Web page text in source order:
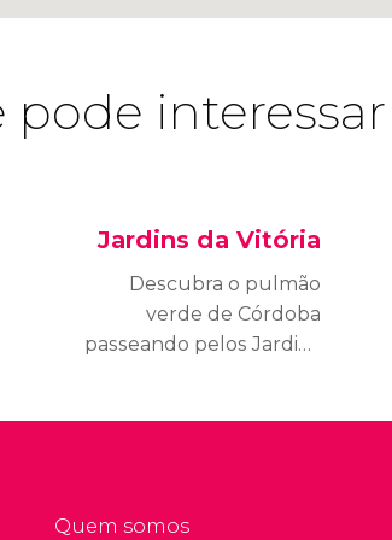
interessar
Jardins da Vitória
Descubra o pulmão
verde de Córdoba
passeando pelos Jardins
Quem somos